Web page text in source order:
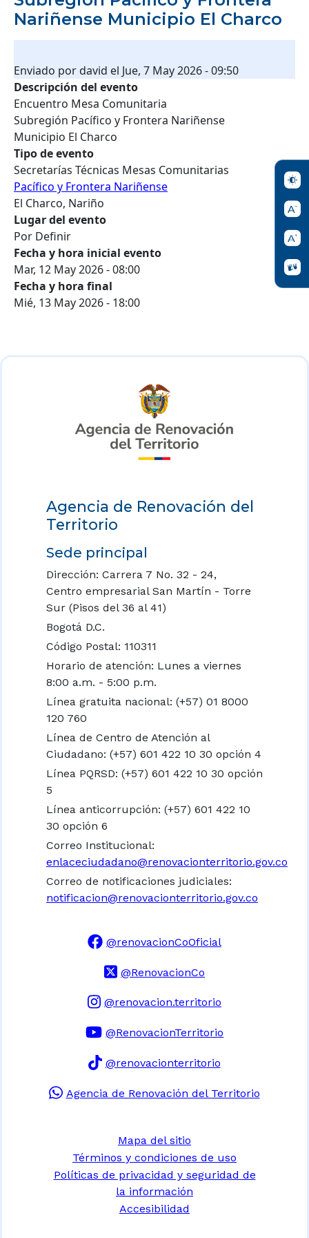
Nariñense Municipio El Charco
Enviado pordavid el Jue, 7 May 2026 - 09:50
Descripción del evento
Encuentro Mesa Comunitaria
Subregión Pacífico y Frontera Nariñense
Municipio El Charco
Tipo de evento
Secretarías Técnicas Mesas Comunitarias
Pacífico y Frontera Nariñense
El Charco, Nariño
Lugar del evento
Por Definir
Fecha y hora inicial evento
Mar, 12 May 2026 - 08:00
Fecha y hora final
Mié, 13 May 2026 - 18:00
Agencia de Renovación del
Territorio
Sede principal
Dirección: Carrera 7 No. 32 - 24,
Centro empresarial San Martín - Torre
Sur (Pisos del 36 al 41)
Bogotá D.C.
Código Postal: 110311
Horario de atención: Lunes a viernes
8:00 a.m. - 5:00 p.m.
Línea gratuita nacional: (+57) 01 8000
120 760
Línea de Centro de Atención al
Ciudadano: (+57) 601 422 10 30 opción 4
Línea PQRSD: (+57) 601 422 10 30 opción
5
Línea anticorrupción: (+57) 601 422 10
30 opción 6
Correo Institucional:
enlaceciudadano@renovacionterritorio.gov.co
Correo de notificaciones judiciales:
notificacion@renovacionterritorio.gov.co
@renovacionCoOficial
@RenovacionCo
@renovacion.territorio
@RenovacionTerritorio
@renovacionterritorio
Agencia de Renovación del Territorio
Mapa del sitio
Términos y condiciones de uso
Políticas de privacidad y seguridad de
la información
Accesibilidad